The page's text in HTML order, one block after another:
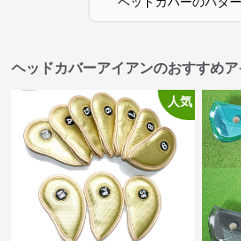
ヘッドカバーアイアンのおすすめア
人気